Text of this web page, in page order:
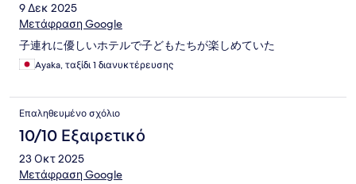
9 Δεκ 2025
Μετάφραση Google
子連れに優しいホテルで子どもたちが楽しめていた
Ayaka, ταξίδι 1 διανυκτέρευσης
Επαληθευμένο σχόλιο
10/10 Εξαιρετικό
23 Οκτ 2025
Μετάφραση Google